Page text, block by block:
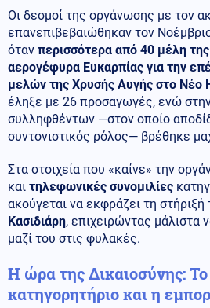
Οι δεσμοί της οργάνωσης με τον
επανεπιβεβαιώθηκαν τον
όταν περισσότερα από 40 μέλη
αερογέφυρα Ευκαρπίας για την
μελών της Χρυσής Αυγής στο Νέο
έληξε με 26 προσαγωγές, ενώ
συλληφθέντων —στον οποίο
συντονιστικός ρόλος— βρέθηκε
Στα στοιχεία που «καίνε» την
και τηλεφωνικές συνομιλίες
ακούγεται να εκφράζει τη στήριξή
Κασιδιάρη, επιχειρώντας μάλιστα
μαζί του στις φυλακές.
Η ώρα της Δικαιοσύνης:
κατηγορητήριο και η